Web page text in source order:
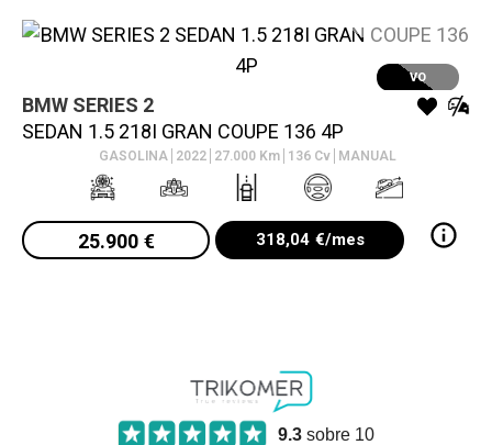
VO
BMW SERIES 2
SEDAN 1.5 218I GRAN COUPE 136 4P
GASOLINA 2022 27.000 Km 136 Cv MANUAL
25.900 € 318,04 €/mes
9.3sobre 10